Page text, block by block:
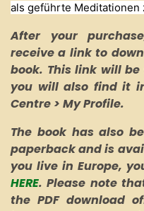
als geführte Meditationen
After your
receive a link to
book. This link will
you will also find it
Centre > My Profile.
The book has also
paperback and is
you live in Europe,
HERE. Please note
the PDF download